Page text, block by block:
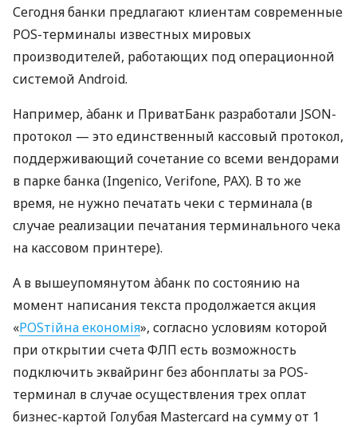
Сегодня банки предлагают клиентам современные
POS-терминалы известных мировых
производителей, работающих под операционной
системой Android.
Например, àбанк и ПриватБанк разработали JSON-
протокол — это единственный кассовый протокол,
поддерживающий сочетание со всеми вендорами
в парке банка (Ingenico, Verifone, PAX). В то же
время, не нужно печатать чеки с терминала (в
случае реализации печатания терминального чека
на кассовом принтере).
А в вышеупомянутом àбанк по состоянию на
момент написания текста продолжается акция
«POSтійна економія», согласно условиям которой
при открытии счета ФЛП есть возможность
подключить эквайринг без абонплаты за POS-
терминал в случае осуществления трех оплат
бизнес-картой Голубая Mastercard на сумму от 1